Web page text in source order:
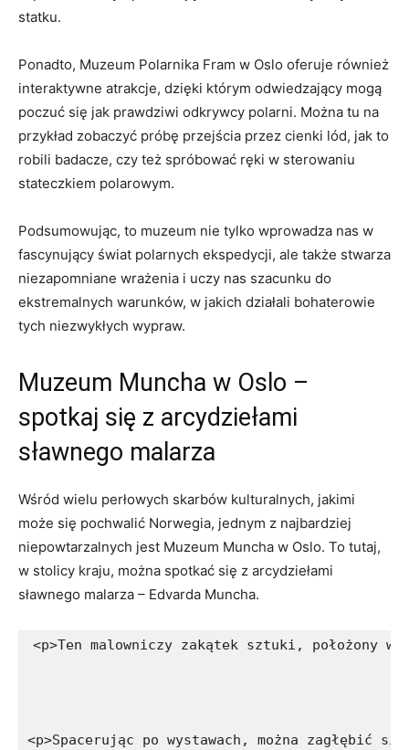
statku.
Ponadto, Muzeum Polarnika Fram w Oslo oferuje również
interaktywne​ atrakcje, dzięki którym odwiedzający mogą
poczuć ‍się jak prawdziwi odkrywcy polarni.⁣ Można ⁤tu na
przykład zobaczyć próbę ⁢przejścia przez cienki lód, jak to
robili⁣ badacze, czy też spróbować⁢ ręki w sterowaniu
stateczkiem polarowym.
Podsumowując, to ⁣muzeum ​nie tylko⁢ wprowadza nas‍ w
⁣fascynujący świat ‌polarnych ekspedycji, ale także⁣ stwarza
niezapomniane wrażenia i‍ uczy nas szacunku do
ekstremalnych warunków, w jakich działali ‌bohaterowie ​
tych niezwykłych wypraw.
Muzeum Muncha w Oslo –
spotkaj się ‌z arcydziełami
sławnego malarza
Wśród wielu perłowych⁤ skarbów kulturalnych, jakimi
może się pochwalić Norwegia, jednym z najbardziej
niepowtarzalnych jest Muzeum Muncha w Oslo. To tutaj,
⁤w stolicy kraju, można⁢ spotkać ​się z arcydziełami
sławnego malarza ⁤– Edvarda Muncha.
<p>Ten malowniczy zakątek sztuki, położony
<p>Spacerując po wystawach, można